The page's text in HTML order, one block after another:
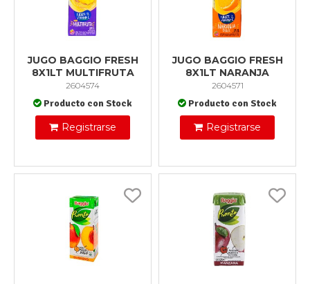
JUGO BAGGIO FRESH
8X1LT MULTIFRUTA
2604574
Producto con Stock
Registrarse
JUGO BAGGIO FRESH
8X1LT NARANJA
2604571
Producto con Stock
Registrarse